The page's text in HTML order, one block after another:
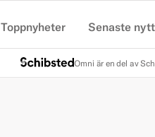
Toppnyheter Senaste nytt
Omni är en del av